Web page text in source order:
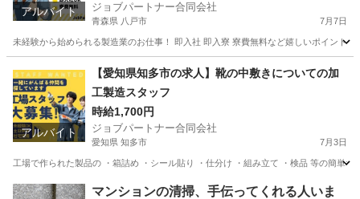
アルバイト ジョブパートナー合同会社
青森県 八戸市 7月7日
未経験から始められる製造業のお仕事！ 即入社 即入寮 寮費無料など嬉しいポイント
工場 個室
アルバイト
【愛知県知多市の求人】靴の中敷きについての加
工製造スタッフ
時給1,700円
ジョブパートナー合同会社
愛知県 知多市 7月3日
工場で作られた製品の ・箱詰め ・シール貼り ・仕分け ・組み立て ・検品 等の簡単
愛知 知多市 工場 個室
マンションの清掃、手伝ってくれる人いま